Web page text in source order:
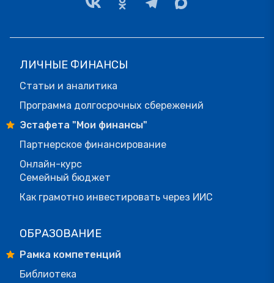
ЛИЧНЫЕ ФИНАНСЫ
Статьи и аналитика
Программа долгосрочных сбережений
Эстафета "Мои финансы"
Партнерское финансирование
Онлайн-курс
Семейный бюджет
Как грамотно инвестировать через ИИС
ОБРАЗОВАНИЕ
Рамка компетенций
Библиотека